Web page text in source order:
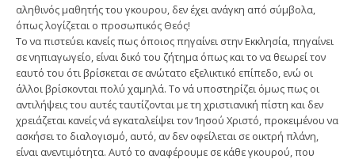
αληθινός μαθητής του γκουρου, δεν έχει ανάγκη από σύμβολα,
όπως λογίζεται ο προσωπικός Θεός!
Το να πιστεύει κανείς πως όποιος πηγαίνει στην Εκκλησία, πηγαίνει
σε νηπιαγωγείο, είναι δικό του ζήτημα όπως και το να θεωρεί τον
εαυτό του ότι βρίσκεται σε ανώτατο εξελικτικό επίπεδο, ενώ οι
άλλοι βρίσκονται πολύ χαμηλά. Το νά υποστηρίζει όμως πως οι
αντιλήψεις του αυτές ταυτίζονται με τη χριστιανική πίστη και δεν
χρειάζεται κανείς νά εγκαταλείψει τον ‘Ιησού Χριστό, προκειμένου να
ασκήσει το διαλογισμό, αυτό, αν δεν οφείλεται σε οικτρή πλάνη,
είναι ανεντιμότητα. Αυτό το αναφέρουμε σε κάθε γκουρού, που